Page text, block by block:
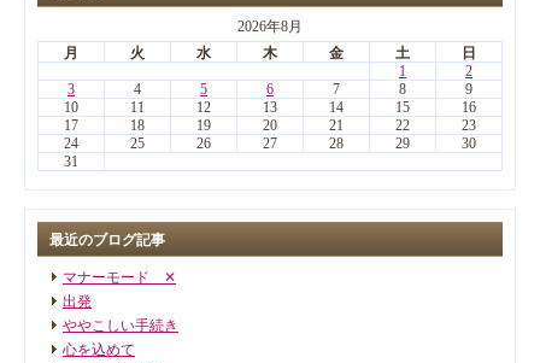
2026年8月
月
火 水 木 金 土
日
1
2
3
4 5 6 7 8
9
10
11 12 13 14 15
16
17
18 19 20 21 22
23
24
25 26 27 28 29
30
31
最近のブログ記事
マナーモード ✕
出発
ややこしい手続き
心を込めて